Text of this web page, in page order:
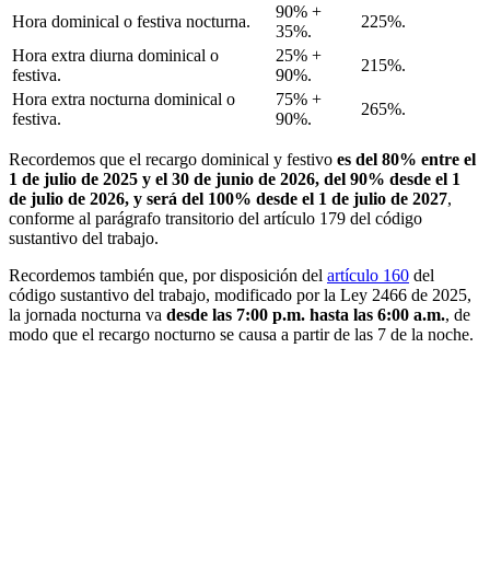
Hora dominical o festiva nocturna.
90% +
35%.
225%.
Hora extra diurna dominical o
festiva.
25% +
90%.
215%.
Hora extra nocturna dominical o
festiva.
75% +
90%.
265%.
Recordemos que el recargo dominical y festivo es del 80% entre el
1 de julio de 2025 y el 30 de junio de 2026, del 90% desde el 1
de julio de 2026, y será del 100% desde el 1 de julio de 2027,
conforme al parágrafo transitorio del artículo 179 del código
sustantivo del trabajo.
Recordemos también que, por disposición del artículo 160 del
código sustantivo del trabajo, modificado por la Ley 2466 de 2025,
la jornada nocturna va desde las 7:00 p.m. hasta las 6:00 a.m., de
modo que el recargo nocturno se causa a partir de las 7 de la noche.